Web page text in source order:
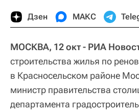
Дзен МАКС
МОСКВА, 12 окт - РИА
строительства жилья по
в Красносельском районе
министр правительства
департамента